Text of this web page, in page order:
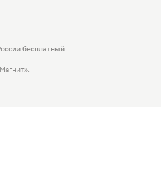
бесплатный